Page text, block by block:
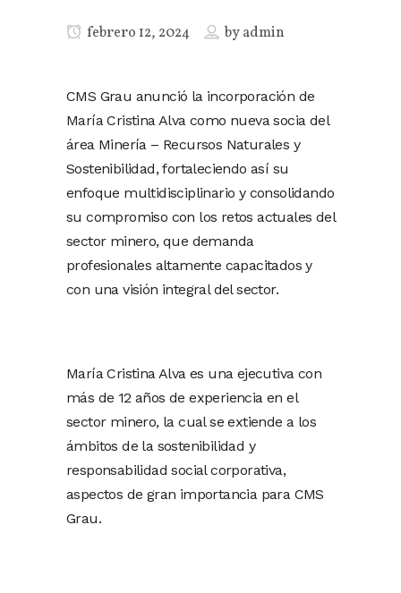
febrero 12, 2024 byadmin
CMS Grau anunció la incorporación de
María Cristina Alva como nueva socia del
área Minería – Recursos Naturales y
Sostenibilidad, fortaleciendo así su
enfoque multidisciplinario y consolidando
su compromiso con los retos actuales del
sector minero, que demanda
profesionales altamente capacitados y
con una visión integral del sector.
María Cristina Alva es una ejecutiva con
más de 12 años de experiencia en el
sector minero, la cual se extiende a los
ámbitos de la sostenibilidad y
responsabilidad social corporativa,
aspectos de gran importancia para CMS
Grau.